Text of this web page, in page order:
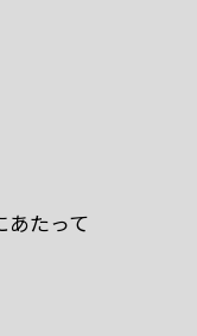
あたって